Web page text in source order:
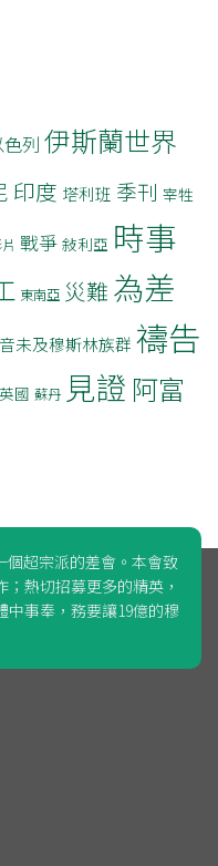
色列 伊斯蘭世界
印度 塔利班 季刊 宰牲
戰爭 敍利亞 時事
東南亞 災難 為差
未及穆斯林族群 禱告
英國 蘇丹 見證 阿富
個超宗派的差會。本會致
熱切招募更多的精英，
中事奉，務要讓19億的穆